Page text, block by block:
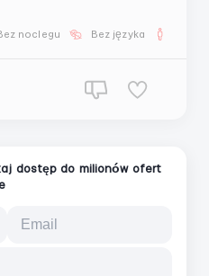
💠 Запись на
noclegu Bez języka
dostęp do milionów ofert